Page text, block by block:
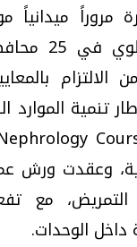
وحدة
الالتزام
تنمية الموارد
وعقدت ورش
التمريض، مع
داخل الوحدات.